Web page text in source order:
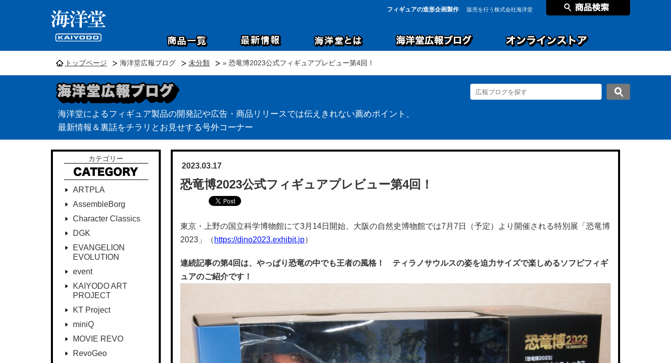
フィギュアの造形企画製作 販売を行う株式会社海洋堂
トップページ 海洋堂広報ブログ 未分類 » 恐竜博2023公式フィギュアプレビュー第4回！
海洋堂によるフィギュア製品の開発記や広告・商品リリースでは伝えきれない薦めポイント、
最新情報＆裏話をチラリとお見せする号外コーナー
2023.03.17
恐竜博2023公式フィギュアプレビュー第4回！
東京・上野の国立科学博物館にて3月14日開始、大阪の自然史博物館では7月7日（予定）より開催される特別展「恐竜博
2023」（ https://dino2023.exhibit.jp）
連続記事の第4回は、やっぱり恐竜の中でも王者の風格！ ティラノサウルスの姿を迫力サイズで楽しめるソフビフィギ
ュアのご紹介です！
カテゴリー
ARTPLA
AssembleBorg
Character Classics
DGK
EVANGELION
EVOLUTION
event
KAIYODO ART
PROJECT
KT Project
miniQ
MOVIE REVO
RevoGeo